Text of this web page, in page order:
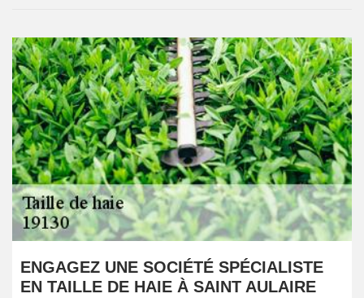
ENGAGEZ UNE SOCIÉTÉ SPÉCIALISTE
EN TAILLE DE HAIE À SAINT AULAIRE